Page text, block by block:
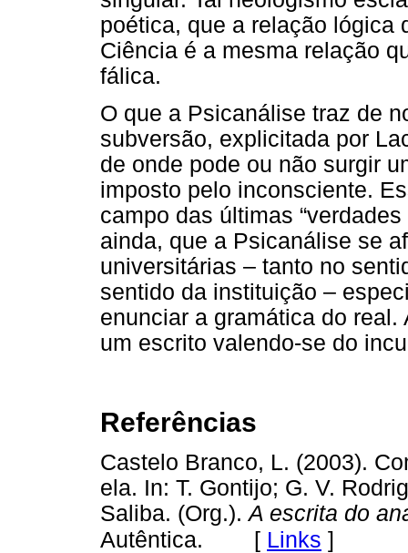
poética, que a relação lógica
Ciência é a mesma relação
fálica.
O que a Psicanálise traz de
subversão, explicitada por
de onde pode ou não surgir
imposto pelo inconsciente.
campo das últimas
ainda, que a Psicanálise se
universitárias – tanto no
sentido da instituição –
enunciar a gramática do
um escrito valendo-se do
Referências
Castelo Branco, L. (2003).
ela. In: T. Gontijo; G. V.
Saliba. (Org.).A escrita do
Autêntica. [ Links ]